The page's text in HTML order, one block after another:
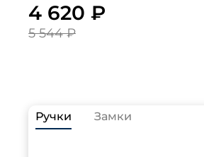
4 620 ₽
5 544 ₽
Ручки Замки